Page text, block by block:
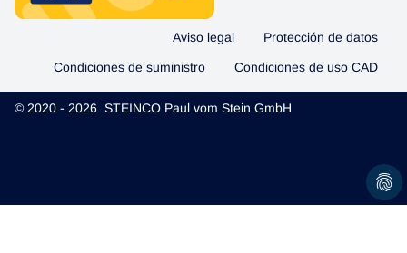
Aviso legal Protección de datos
Condiciones de suministro Condiciones de uso CAD
© 2020 - 2026 STEINCO Paul vom Stein GmbH